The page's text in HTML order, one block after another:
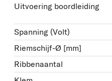
Uitvoering boordleiding
Spanning (Volt)
Riemschijf-Ø [mm]
Ribbenaantal